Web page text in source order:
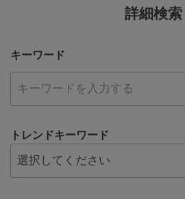
詳細検索
キーワード
トレンドキーワード